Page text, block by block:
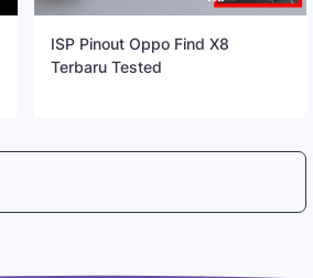
ISP Pinout Oppo Find X8
Terbaru Tested